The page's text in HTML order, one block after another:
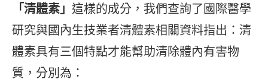
「清體素」 這樣的成分，我們查詢了國際醫學
研究與國內生技業者清體素相關資料指出：清
體素具有三個特點才能幫助清除體內有害物
質，分別為：